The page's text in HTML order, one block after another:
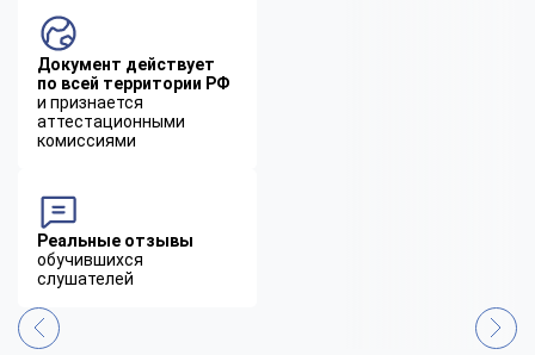
Документ действует
по всей территории РФ
и признается
аттестационными
комиссиями
Реальные отзывы
обучившихся
слушателей